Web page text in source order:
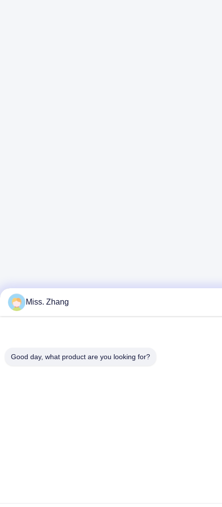
Miss. Zhang
Good day, what product are you looking for?